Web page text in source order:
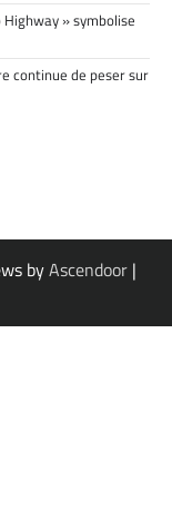
» symbolise
continue de peser sur
byAscendoor |